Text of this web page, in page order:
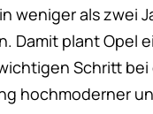
weniger als zwei
Damit plant Opel
Schritt bei
hochmoderner